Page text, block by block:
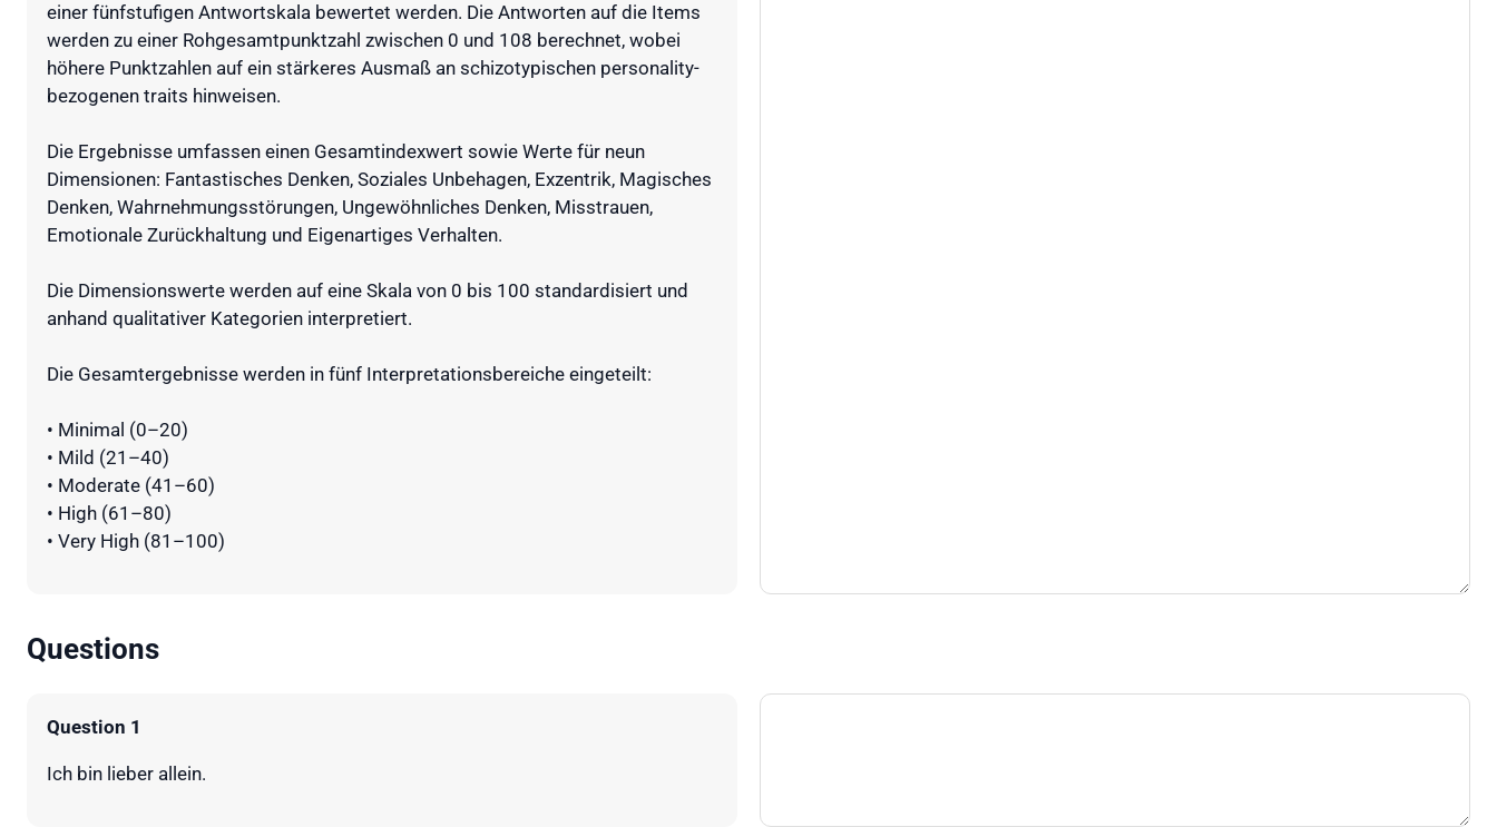
einer fünfstufigen Antwortskala bewertet werden. Die Antworten auf die Items
werden zu einer Rohgesamtpunktzahl zwischen 0 und 108 berechnet, wobei
höhere Punktzahlen auf ein stärkeres Ausmaß an schizotypischen personality-
bezogenen traits hinweisen.
Die Ergebnisse umfassen einen Gesamtindexwert sowie Werte für neun
Dimensionen: Fantastisches Denken, Soziales Unbehagen, Exzentrik, Magisches
Denken, Wahrnehmungsstörungen, Ungewöhnliches Denken, Misstrauen,
Emotionale Zurückhaltung und Eigenartiges Verhalten.
Die Dimensionswerte werden auf eine Skala von 0 bis 100 standardisiert und
anhand qualitativer Kategorien interpretiert.
Die Gesamtergebnisse werden in fünf Interpretationsbereiche eingeteilt:
• Minimal (0–20)
• Mild (21–40)
• Moderate (41–60)
• High (61–80)
• Very High (81–100)
Questions
Question 1
Ich bin lieber allein.